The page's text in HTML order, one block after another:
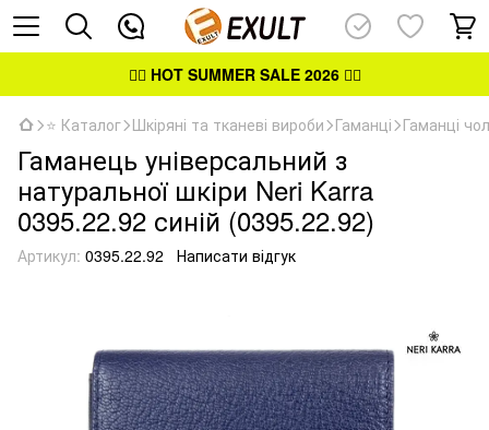
👉🏻 HOT SUMMER SALE 2026👈🏻
⭐ Каталог Шкіряні та тканеві вироби Гаманці Гаманці
Гаманець універсальний з
натуральної шкіри Neri Karra
0395.22.92 синій (0395.22.92)
Артикул: 0395.22.92 Написати відгук